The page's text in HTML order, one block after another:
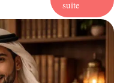
suite